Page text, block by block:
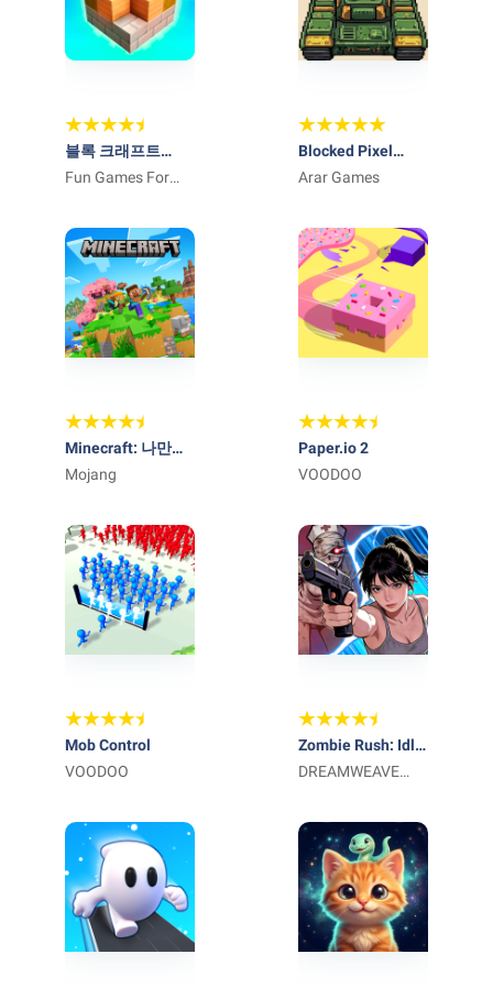
블록 크래프트
3D(Block Craft): 건
Fun Games For
Blocked Pixel
Panzer
Arar Games
Minecraft: 나만의
세계를 꿈꾸고 만들
Mojang
Paper.io 2
VOODOO
Mob Control
VOODOO
Zombie Rush: Idle
Survival
DREAMWEAVE